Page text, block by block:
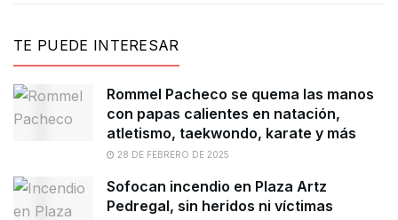
TE PUEDE INTERESAR
Rommel Pacheco se quema las manos
con papas calientes en natación,
atletismo, taekwondo, karate y más
28 DE FEBRERO DE 2025
Sofocan incendio en Plaza Artz
Pedregal, sin heridos ni víctimas